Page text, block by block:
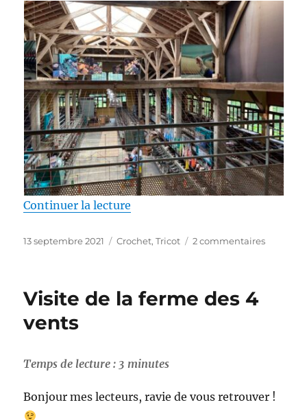
Continuer la lecture
Publié
13 septembre 2021 Catégories
Crochet,Tricot 2 commentairessur
Belvès
Visite de la ferme des 4
vents
Temps de lecture : 3 minutes
Bonjour mes lecteurs, ravie de vous retrouver !